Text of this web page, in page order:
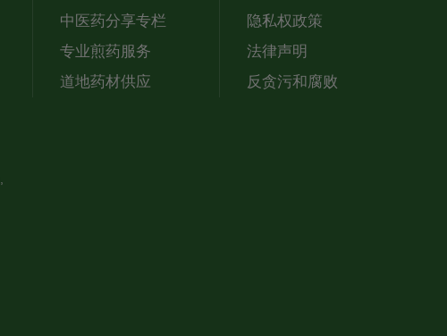
中医药分享专栏
专业煎药服务
道地药材供应
隐私权政策
法律声明
反贪污和腐败